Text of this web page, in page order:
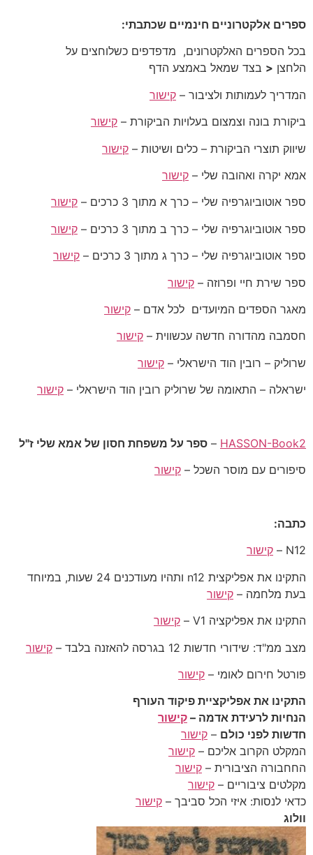
ספרים אלקטרוניים חינמיים שכתבתי:
בכל הספרים האלקטרונים, מדפדפים כשלוחצים על
הלחצן < בצד שמאל באמצע הדף
המדריך לעמותות ולציבור – קישור
ביקורת בונה וצמצום בעלויות הביקורת – קישור
שיווק תוצרי הביקורת – כלים ושיטות – קישור
אמא יקרה ואהובה שלי – קישור
ספר אוטוביוגרפיה שלי – כרך א מתוך 3 כרכים –
קישור
ספר אוטוביוגרפיה שלי – כרך ב מתוך 3 כרכים –
קישור
ספר אוטוביוגרפיה שלי – כרך ג מתוך 3 כרכים –
קישור
ספר שירת חיי ופרוזה – קישור
מאגר הספדים המיועדים לכל אדם – קישור
חסמבה מהדורה חדשה עכשווית – קישור
שרוליק – רובין הוד הישראלי – קישור
ישראלה – התאומה של שרוליק רובין הוד הישראלי – קישור
HASSON-Book2
– ספר על משפחת חסון של אמא שלי ז"ל
סיפורים עם מוסר השכל – קישור
כתבה:
N12 –
קישור
התקינו את אפליקצית n12 ותהיו מעודכנים 24 שעות, במיוחד
בעת מלחמה – קישור
התקינו את אפליקציה V1 –
קישור
מצב ממ"ד: שידורי חדשות 12 בגרסה להאזנה בלבד –
קישור
פורטל חירום לאומי – קישור
התקינו את אפליקציית פיקוד העורף
הנחיות לרעידת אדמה – קישור
חדשות לפני כולם – קישור
המקלט הקרוב אליכם – קישור
החחבורה הציבורית – קישור
מקלטים ציבוריים – קישור
כדאי לנסות: איזי הכל סביבך – קישור
וולוג